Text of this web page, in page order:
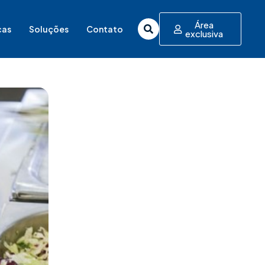
Soluções Contato Área
exclusiva